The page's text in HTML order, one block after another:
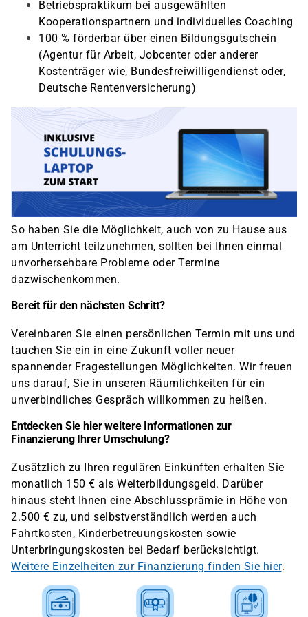
Betriebspraktikum bei ausgewählten
Kooperationspartnern und individuelles Coaching
100 % förderbar über einen Bildungsgutschein
(Agentur für Arbeit, Jobcenter oder anderer
Kostenträger wie, Bundesfreiwilligendienst oder,
Deutsche Rentenversicherung)
So haben Sie die Möglichkeit, auch von zu Hause aus
am Unterricht teilzunehmen, sollten bei Ihnen einmal
unvorhersehbare Probleme oder Termine
dazwischenkommen.
Bereit für den nächsten Schritt?
Vereinbaren Sie einen persönlichen Termin mit uns und
tauchen Sie ein in eine Zukunft voller neuer
spannender Fragestellungen Möglichkeiten. Wir freuen
uns darauf, Sie in unseren Räumlichkeiten für ein
unverbindliches Gespräch willkommen zu heißen.
Entdecken Sie hier weitere Informationen zur
Finanzierung Ihrer Umschulung?
Zusätzlich zu Ihren regulären Einkünften erhalten Sie
monatlich 150 € als Weiterbildungsgeld. Darüber
hinaus steht Ihnen eine Abschlussprämie in Höhe von
2.500 € zu, und selbstverständlich werden auch
Fahrtkosten, Kinderbetreuungskosten sowie
Unterbringungskosten bei Bedarf berücksichtigt.
Weitere Einzelheiten zur Finanzierung finden Sie hier.